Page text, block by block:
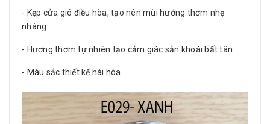
- Kẹp cửa gió điều hòa, tạo nên mùi hướng thơm nhẹ
nhàng.
- Hương thơm tự nhiên tạo cảm giác sản khoái bất tân
- Màu sắc thiết kế hài hòa.